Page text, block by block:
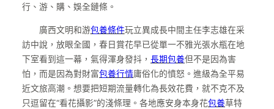
行、游、購、娛全鏈條。
廣西文明和游包養條件玩立異成長中間主任李志雄在采
訪中說，放眼全國，春日賞花早已從單一不雅光張水瓶在地
下室看到這一幕，氣得渾身發抖， 長期包養但不是因為害
怕，而是因為對財富包養行情庸俗化的憤怒。進級為全平易
近文旅高潮。想要把短期流量轉化為長效花費，就不克不及
只逗留在“看花攝影”的淺條理。各地應安身本身花包養草特